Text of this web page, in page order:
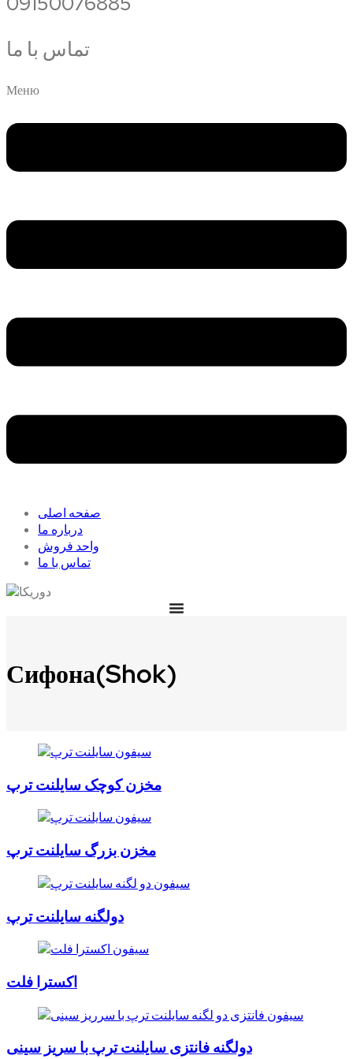
تماس با ما
Меню
صفحه اصلی
درباره ما
واحد فروش
تماس با ما
Сифона(Shok)
مخزن کوچک سایلنت ترپ
مخزن بزرگ سایلنت ترپ
دولگنه سایلنت ترپ
اکسترا فلت
دولگنه فانتزی سایلنت ترپ با سریز سینی